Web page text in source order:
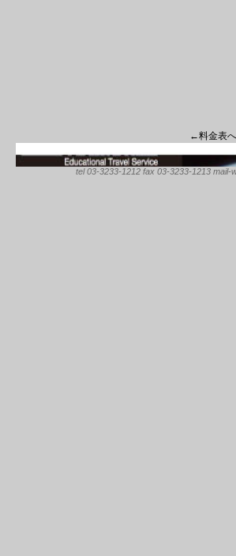
←料金表
tel 03-3233-1212 fax 03-3233-1213